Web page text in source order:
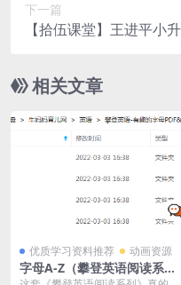
下一篇
【拾伍课堂】王进平小
相关文章
优质学习资料推荐 动画资源
字母A-Z（攀登英语阅读系